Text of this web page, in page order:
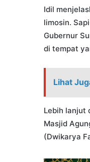
Idil
limosin.
Gubernur
di tempat
Lihat
Lebih lanjut
Masjid
(Dwikarya